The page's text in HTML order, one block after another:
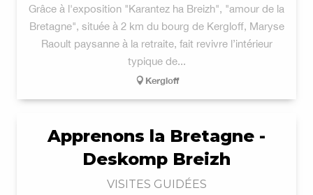
Grâce à l'exposition "Karantez ha Breizh", "amour de la
Bretagne", située à 2 km du bourg de Kergloff, Maryse
Raoult paysanne à la retraite, fait revivre l’intérieur
typique de...
Kergloff
Apprenons la Bretagne -
Deskomp Breizh
VISITES GUIDÉES